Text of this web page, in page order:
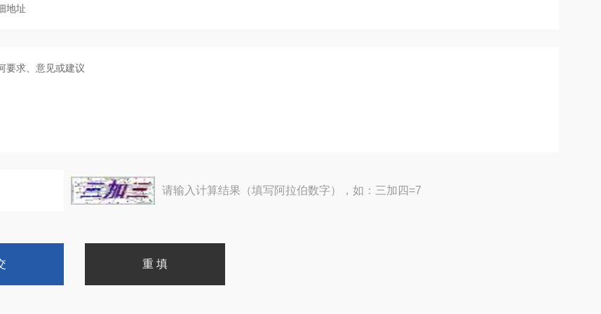
请输入计算结果（填写阿拉伯数字），如：三加四=7